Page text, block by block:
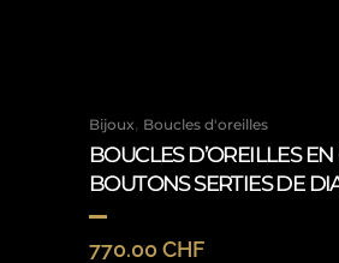
Bijoux, Boucles d'oreilles
BOUCLES D’OREILLES EN
BOUTONS SERTIES DE
770.00 CHF